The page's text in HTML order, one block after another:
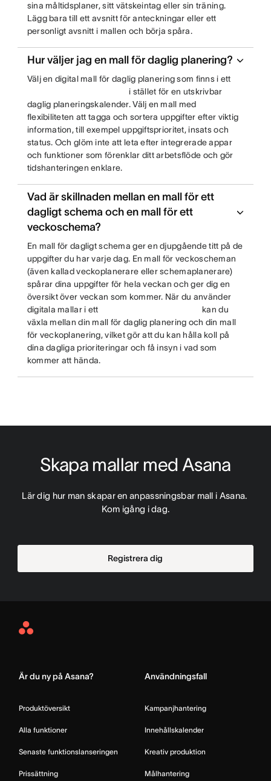
sina måltidsplaner, sitt vätskeintag eller sin träning.
Lägg bara till ett avsnitt för anteckningar eller ett
personligt avsnitt i mallen och börja spåra.
Hur väljer jag en mall för daglig planering?
Välj en digital mall för daglig planering som finns i ett
i stället för en utskrivbar
daglig planeringskalender. Välj en mall med
flexibiliteten att tagga och sortera uppgifter efter viktig
information, till exempel uppgiftsprioritet, insats och
status. Och glöm inte att leta efter integrerade appar
och funktioner som förenklar ditt arbetsflöde och gör
tidshanteringen enklare.
Vad är skillnaden mellan en mall för ett
dagligt schema och en mall för ett
veckoschema?
En mall för dagligt schema ger en djupgående titt på de
uppgifter du har varje dag. En mall för veckoscheman
(även kallad veckoplanerare eller schemaplanerare)
spårar dina uppgifter för hela veckan och ger dig en
översikt över veckan som kommer. När du använder
digitala mallar i ett
kan du
växla mellan din mall för daglig planering och din mall
för veckoplanering, vilket gör att du kan hålla koll på
dina dagliga prioriteringar och få insyn i vad som
kommer att hända.
Skapa mallar med Asana
Lär dig hur man skapar en anpassningsbar mall i Asana.
Kom igång i dag.
Registrera dig
Asana
Är du ny på Asana?
Produktöversikt
Alla funktioner
Senaste funktionslanseringen
Prissättning
Användningsfall
Kampanjhantering
Innehållskalender
Kreativ produktion
Målhantering